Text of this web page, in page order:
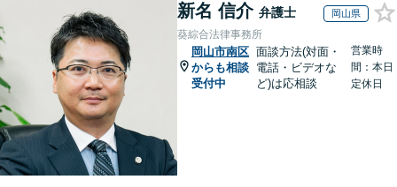
新名 信介 弁護士 岡山県
葵綜合法律事務所
岡山市南区
からも相談
受付中
面談方法(対面・
電話・ビデオな
ど)は応相談
営業時
間：本日
定休日